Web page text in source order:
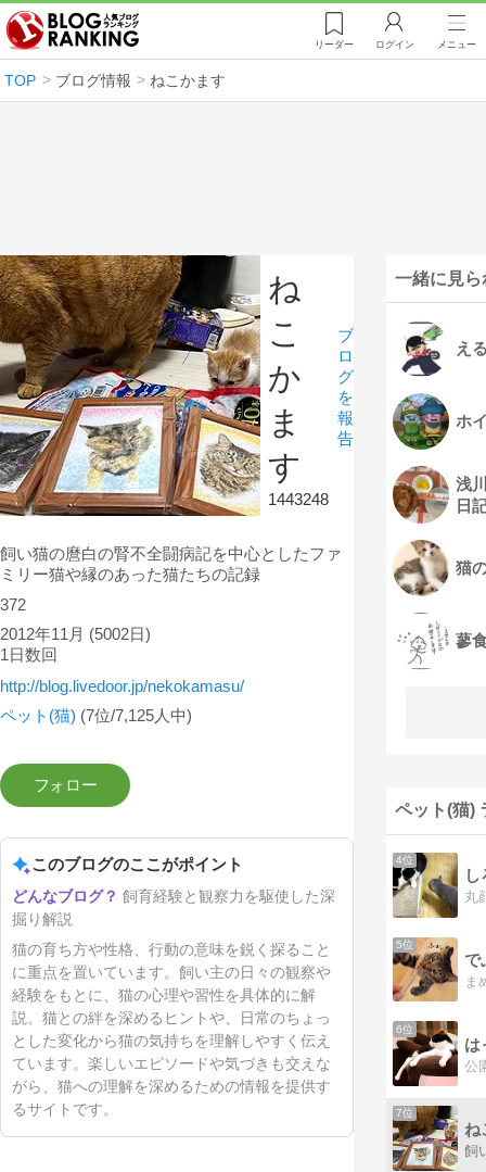
リーダー ログイン メニュー
TOP ブログ情報 ねこかます
ね
こ
か
ま
す
1443248
ブ
ロ
グ
を
報
告
飼い猫の麿白の腎不全闘病記を中心としたファ
ミリー猫や縁のあった猫たちの記録
372
2012年11月 (5002日)
1日数回
http://blog.livedoor.jp/nekokamasu/
ペット(猫) (7位/7,125人中)
このブログのここがポイント
飼育経験と観察力を駆使した深
掘り解説
猫の育ち方や性格、行動の意味を鋭く探ること
に重点を置いています。飼い主の日々の観察や
経験をもとに、猫の心理や習性を具体的に解
説。猫との絆を深めるヒントや、日常のちょっ
とした変化から猫の気持ちを理解しやすく伝え
ています。楽しいエピソードや気づきも交えな
がら、猫への理解を深めるための情報を提供す
るサイトです。
一緒に見
え
ホ
浅
日
猫
蓼
ペット(猫)
4位
5位
で
6位
は
7位
ね